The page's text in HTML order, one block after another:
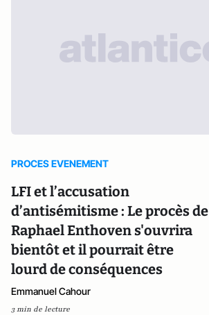
PROCES EVENEMENT
LFI et l’accusation
d’antisémitisme : Le procès de
Raphael Enthoven s'ouvrira
bientôt et il pourrait être
lourd de conséquences
Emmanuel Cahour
3 min de lecture